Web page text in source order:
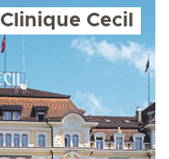
Clinique Cecil